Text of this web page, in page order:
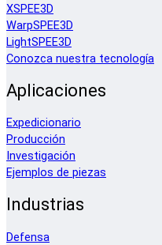
XSPEE3D
WarpSPEE3D
LightSPEE3D
Conozca nuestra tecnología
Aplicaciones
Expedicionario
Producción
Investigación
Ejemplos de piezas
Industrias
Defensa